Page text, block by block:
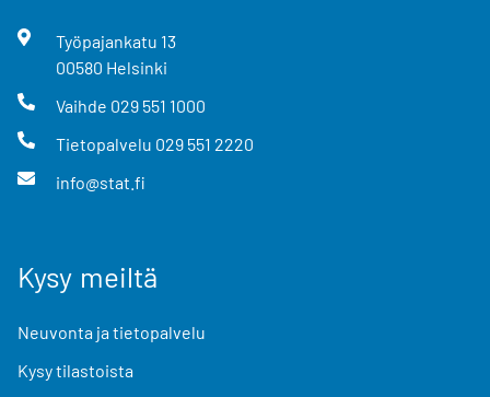
Työpajankatu 13
00580 Helsinki
Vaihde 029 551 1000
Tietopalvelu 029 551 2220
info@stat.fi
Kysy meiltä
Neuvonta ja tietopalvelu
Kysy tilastoista